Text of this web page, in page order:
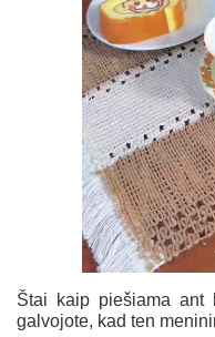
Štai kaip piešiama
galvojote, kad ten